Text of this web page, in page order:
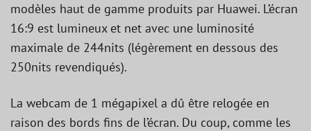
modèles haut de gamme produits par Huawei. L’écran
16:9 est lumineux et net avec une luminosité
maximale de 244nits (légèrement en dessous des
250nits revendiqués).
La webcam de 1 mégapixel a dû être relogée en
raison des bords fins de l’écran. Du coup, comme les